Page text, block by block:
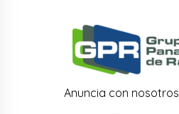
Anuncia con nosotros,